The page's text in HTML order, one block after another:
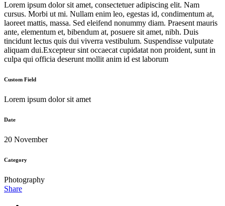
Lorem ipsum dolor sit amet, consectetuer adipiscing elit. Nam
cursus. Morbi ut mi. Nullam enim leo, egestas id, condimentum at,
laoreet mattis, massa. Sed eleifend nonummy diam. Praesent mauris
ante, elementum et, bibendum at, posuere sit amet, nibh. Duis
tincidunt lectus quis dui viverra vestibulum. Suspendisse vulputate
aliquam dui.Excepteur sint occaecat cupidatat non proident, sunt in
culpa qui officia deserunt mollit anim id est laborum
Custom Field
Lorem ipsum dolor sit amet
Date
20 November
Category
Photography
Share